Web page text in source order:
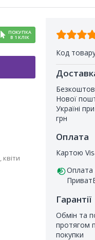
ПОКУПКА
В 1 КЛІК
, квіти
Код
Нової
Україні
грн
Оплата
Картою
Оплата
Гарантії
Обмін та
протягом
покупки